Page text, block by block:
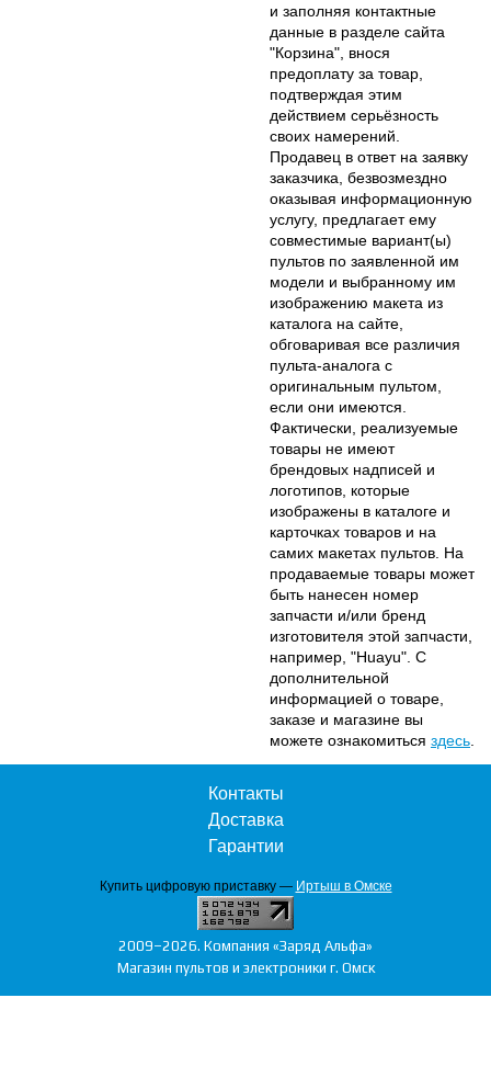
и заполняя контактные
данные в разделе сайта
"Корзина", внося
предоплату за товар,
подтверждая этим
действием серьёзность
своих намерений.
Продавец в ответ на заявку
заказчика, безвозмездно
оказывая информационную
услугу, предлагает ему
совместимые вариант(ы)
пультов по заявленной им
модели и выбранному им
изображению макета из
каталога на сайте,
обговаривая все различия
пульта-аналога с
оригинальным пультом,
если они имеются.
Фактически, реализуемые
товары не имеют
брендовых надписей и
логотипов, которые
изображены в каталоге и
карточках товаров и на
самих макетах пультов. На
продаваемые товары может
быть нанесен номер
запчасти и/или бренд
изготовителя этой запчасти,
например, "Huayu". С
дополнительной
информацией о товаре,
заказе и магазине вы
можете ознакомиться здесь
Контакты
Доставка
Гарантии
2009–2026. Компания «Заряд Альфа»
Магазин пультов и электроники г. Омск
Купить цифровую приставку — Иртыш в Омске